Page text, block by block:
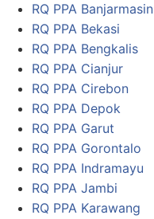
RQ PPA Banjarmasin
RQ PPA Bekasi
RQ PPA Bengkalis
RQ PPA Cianjur
RQ PPA Cirebon
RQ PPA Depok
RQ PPA Garut
RQ PPA Gorontalo
RQ PPA Indramayu
RQ PPA Jambi
RQ PPA Karawang